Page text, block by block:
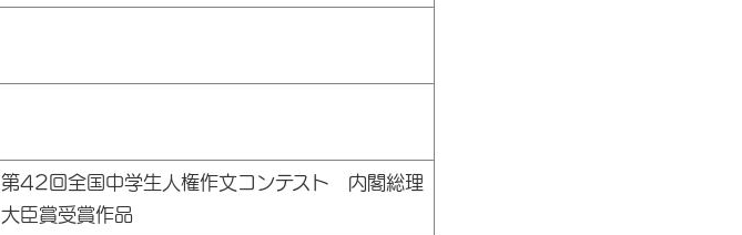
第42回全国中学生人権作文コンテスト 内閣総理
大臣賞受賞作品